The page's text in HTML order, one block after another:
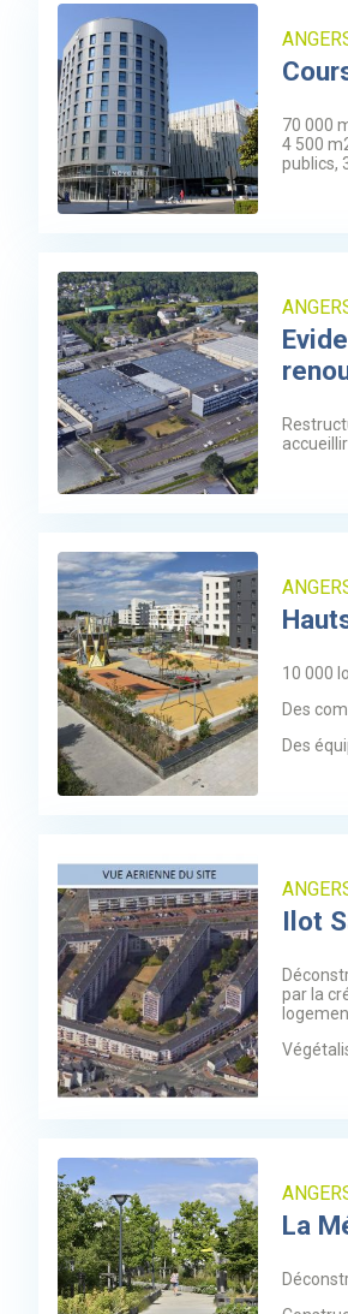
70 000
4 500
publics,
10 000
Des
Des
Ilot
par la
La